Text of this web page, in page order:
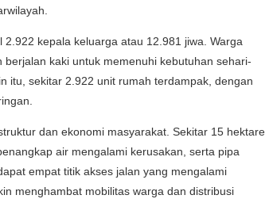
kepala keluarga atau 12.981 jiwa. Warga
kaki untuk memenuhi kebutuhan sehari-
itu, sekitar 2.922 unit rumah terdampak, dengan
dan ekonomi masyarakat. Sekitar 15 hektare
air mengalami kerusakan, serta pipa
empat titik akses jalan yang mengalami
menghambat mobilitas warga dan distribusi